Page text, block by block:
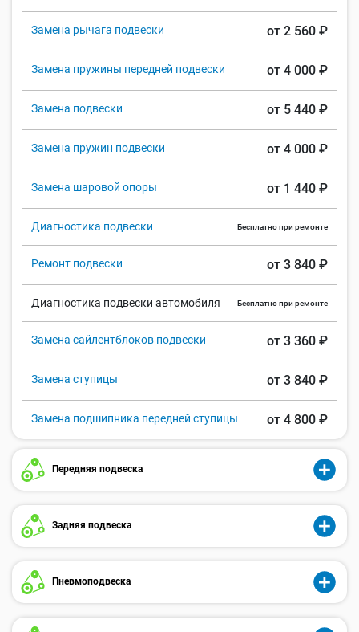
Замена рычага подвески от 2 560 ₽
Замена пружины передней подвески от 4 000 ₽
Замена подвески от 5 440 ₽
Замена пружин подвески от 4 000 ₽
Замена шаровой опоры от 1 440 ₽
Диагностика подвески Бесплатно при ремонте
Ремонт подвески от 3 840 ₽
Диагностика подвески автомобиля Бесплатно при ремонте
Замена сайлентблоков подвески от 3 360 ₽
Замена ступицы от 3 840 ₽
Замена подшипника передней ступицы от 4 800 ₽
Передняя подвеска
Задняя подвеска
Пневмоподвеска